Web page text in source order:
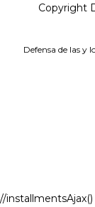
Copyright
Defensa de las y
//